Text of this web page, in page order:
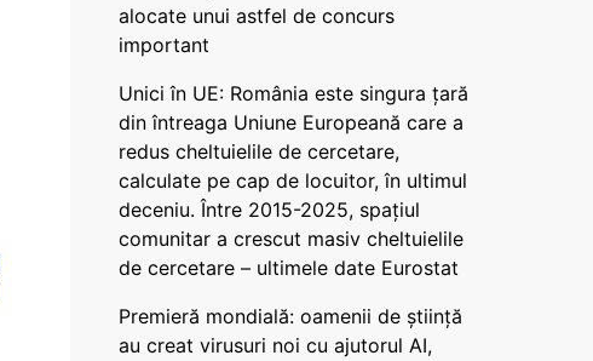
alocate unui astfel de concurs
important
Unici în UE: România este singura țară
din întreaga Uniune Europeană care a
redus cheltuielile de cercetare,
calculate pe cap de locuitor, în ultimul
deceniu. Între 2015-2025, spațiul
comunitar a crescut masiv cheltuielile
de cercetare – ultimele date Eurostat
Premieră mondială: oamenii de știință
au creat virusuri noi cu ajutorul AI,